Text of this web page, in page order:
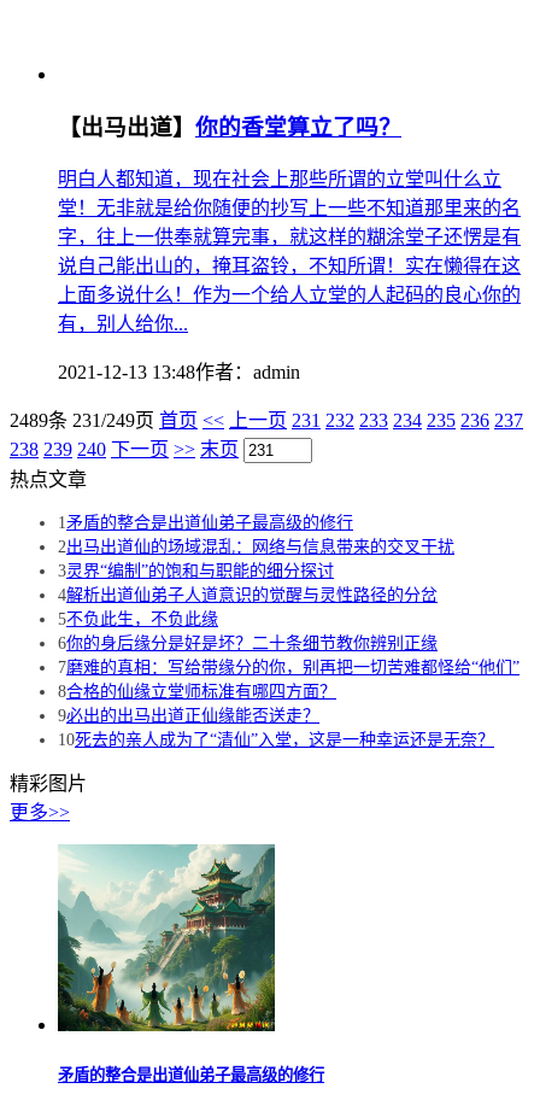
【出马出道】 你的香堂算立了吗？
明白人都知道，现在社会上那些所谓的立堂叫什么立
堂！无非就是给你随便的抄写上一些不知道那里来的名
字，往上一供奉就算完事，就这样的糊涂堂子还愣是有
说自己能出山的，掩耳盗铃，不知所谓！实在懒得在这
上面多说什么！作为一个给人立堂的人起码的良心你的
有，别人给你...
2021-12-13 13:48作者： admin
2489条 231/249页 首页 << 上一页 231 232 233 234 235 236 237
238 239 240 下一页 >> 末页
热点文章
1矛盾的整合是出道仙弟子最高级的修行
2出马出道仙的场域混乱：网络与信息带来的交叉干扰
3灵界“编制”的饱和与职能的细分探讨
4解析出道仙弟子人道意识的觉醒与灵性路径的分岔
5不负此生，不负此缘
6你的身后缘分是好是坏？二十条细节教你辨别正缘
7磨难的真相：写给带缘分的你，别再把一切苦难都怪给“他们”
8合格的仙缘立堂师标准有哪四方面？
9必出的出马出道正仙缘能否送走？
10死去的亲人成为了“清仙”入堂，这是一种幸运还是无奈？
精彩图片
更多>>
矛盾的整合是出道仙弟子最高级的修行